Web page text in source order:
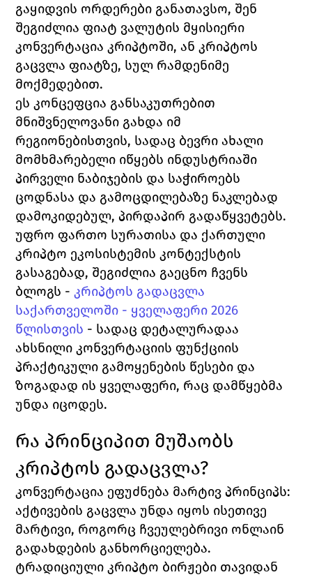
გაყიდვის ორდერები განათავსო, შენ
შეგიძლია ფიატ ვალუტის მყისიერი
კონვერტაცია კრიპტოში, ან კრიპტოს
გაცვლა ფიატზე, სულ რამდენიმე
მოქმედებით.
ეს კონცეფცია განსაკუთრებით
მნიშვნელოვანი გახდა იმ
რეგიონებისთვის, სადაც ბევრი ახალი
მომხმარებელი იწყებს ინდუსტრიაში
პირველი ნაბიჯების და საჭიროებს
ცოდნასა და გამოცდილებაზე ნაკლებად
დამოკიდებულ, პირდაპირ გადაწყვეტებს.
უფრო ფართო სურათისა და ქართული
კრიპტო ეკოსისტემის კონტექსტის
გასაგებად, შეგიძლია გაეცნო ჩვენს
ბლოგს - კრიპტოს გადაცვლა
საქართველოში - ყველაფერი 2026
წლისთვის - სადაც დეტალურადაა
ახსნილი კონვერტაციის ფუნქციის
პრაქტიკული გამოყენების წესები და
ზოგადად ის ყველაფერი, რაც დამწყებმა
უნდა იცოდეს.
რა პრინციპით მუშაობს
კრიპტოს გადაცვლა?
კონვერტაცია ეფუძნება მარტივ პრინციპს:
აქტივების გაცვლა უნდა იყოს ისეთივე
მარტივი, როგორც ჩვეულებრივი ონლაინ
გადახდების განხორციელება.
ტრადიციული კრიპტო ბირჟები თავიდან